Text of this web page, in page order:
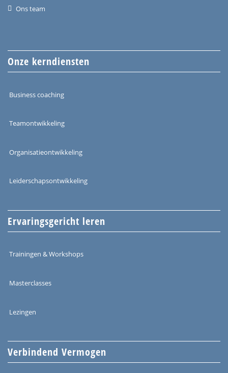
Ons team
Onze kerndiensten
Business coaching
Teamontwikkeling
Organisatieontwikkeling
Leiderschapsontwikkeling
Ervaringsgericht leren
Trainingen & Workshops
Masterclasses
Lezingen
Verbindend Vermogen